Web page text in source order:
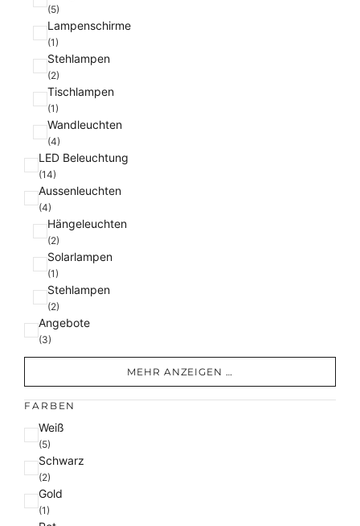
(5)
Lampenschirme
(1)
Stehlampen
(2)
Tischlampen
(1)
Wandleuchten
(4)
LED Beleuchtung
(14)
Aussenleuchten
(4)
Hängeleuchten
(2)
Solarlampen
(1)
Stehlampen
(2)
Angebote
(3)
MEHR ANZEIGEN …
FARBEN
F
a
r
b
e
Weiß
(5)
Schwarz
(2)
Gold
(1)